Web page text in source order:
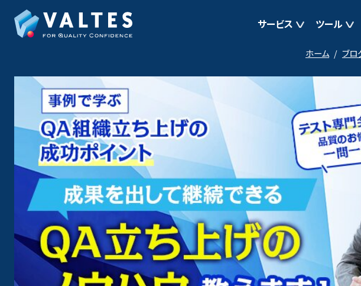
サービス
サービス一覧
ソフトウェアテスト支援
テスト計画・設計支援
テスト実行支援
マルチデバイステスト（多端末試験）
オフショア開発・オフショアテスト
シナリオテスト支援
受け入れテスト支援
ツール
ツール一覧
テスト自動化T-
AIテスト設計
教育サービス一覧 品質
導入事例
イベント・ニュー
よくある質問
ホーム ブロ